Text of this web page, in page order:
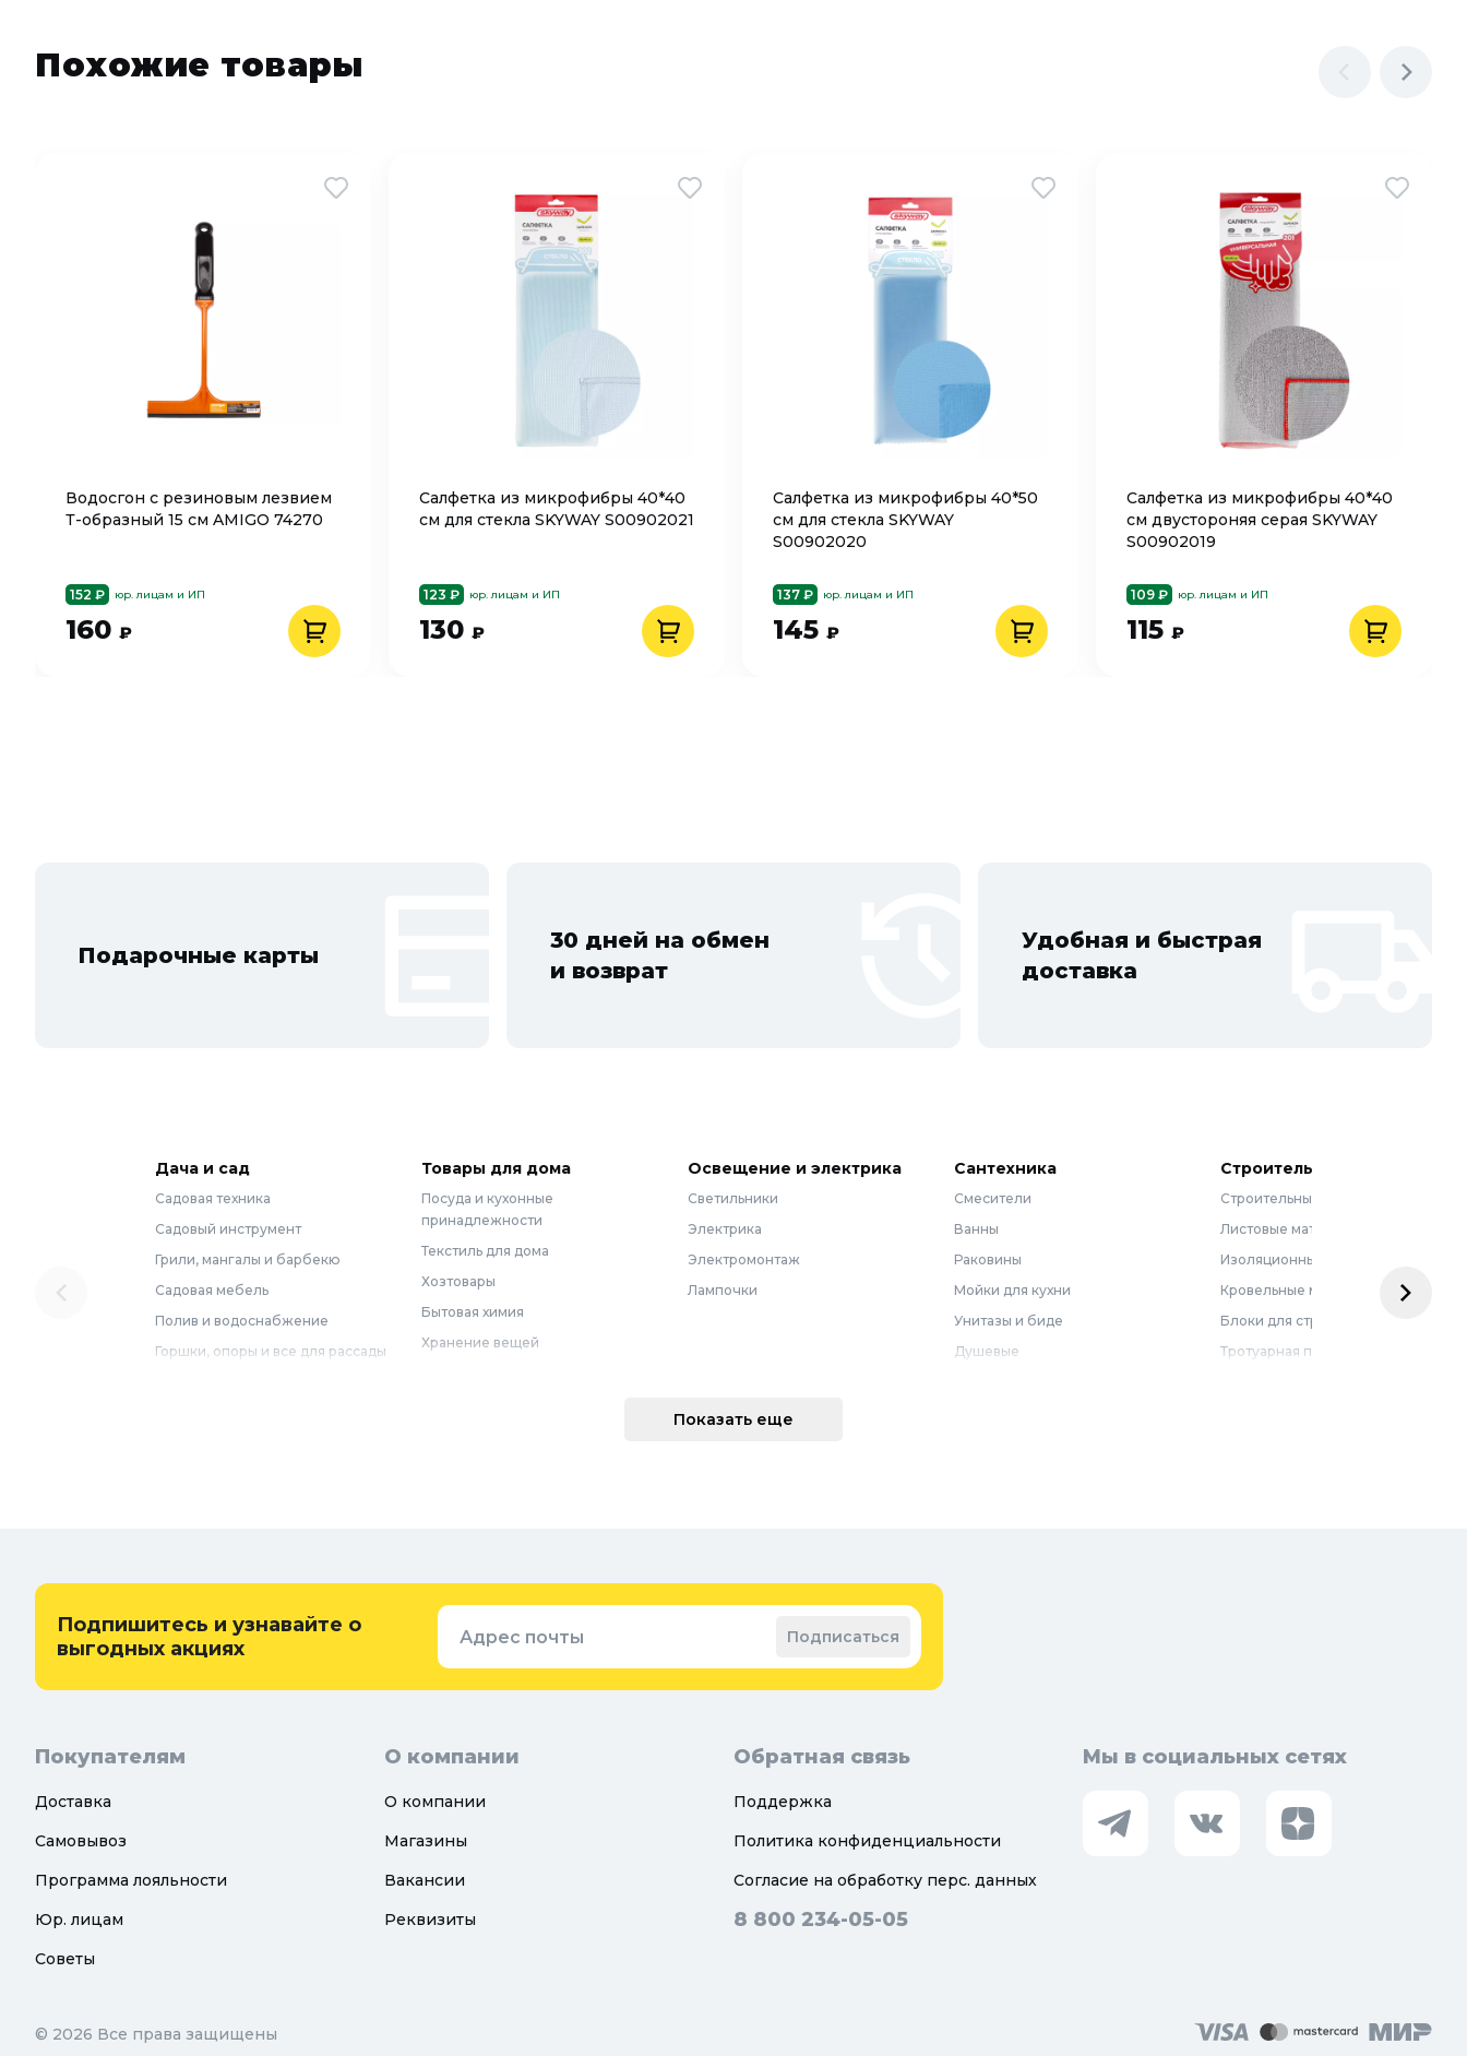
Похожие товары
Водосгон с резиновым лезвием
Т-образный 15 см AMIGO 74270
152 ₽ юр. лицам и ИП
160 ₽
Салфетка из микрофибры 40*40
см для стекла SKYWAY S00902021
123 ₽ юр. лицам и ИП
130 ₽
Салфетка из микрофибры 40*50
см для стекла SKYWAY
S00902020
137 ₽ юр. лицам и ИП
145 ₽
Салфетка из микрофибры 40*40
см двустороняя серая SKYWAY
S00902019
109 ₽ юр. лицам и ИП
115 ₽
Подарочные карты
30 дней на обмен
и возврат
Удобная и быстрая
доставка
Дача и сад
Садовая техника
Садовый инструмент
Грили, мангалы и барбекю
Садовая мебель
Полив и водоснабжение
Горшки, опоры и все для рассады
Теплицы, парники и укрывной
материал
Товары для дома
Посуда и кухонные
принадлежности
Текстиль для дома
Хозтовары
Бытовая химия
Хранение вещей
Придверные коврики
Освещение и электрика
Светильники
Электрика
Электромонтаж
Лампочки
Сантехника
Смесители
Ванны
Раковины
Мойки для кухни
Унитазы и биде
Душевые
Строительные материалы
Строительные смеси
Листовые материалы
Изоляционные материалы
Кровельные материалы
Блоки для строительства
Тротуарная плитка
Показать еще
Подпишитесь и узнавайте о
выгодных акциях
Адрес почты Подписаться
Покупателям
Доставка
Самовывоз
Программа лояльности
Юр. лицам
Советы
О компании
О компании
Магазины
Вакансии
Реквизиты
Обратная связь
Поддержка
Политика конфиденциальности
Согласие на обработку перс. данных
8 800 234-05-05
Мы в социальных сетях
© 2026 Все права защищены